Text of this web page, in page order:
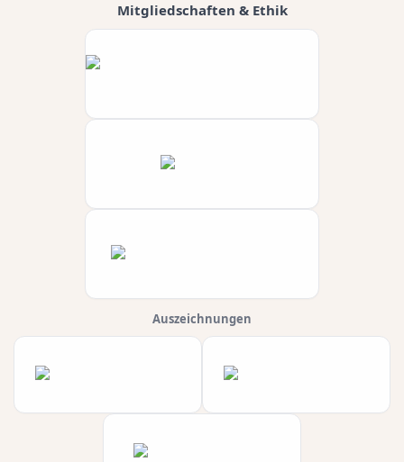
Mitgliedschaften & Ethik
Auszeichnungen